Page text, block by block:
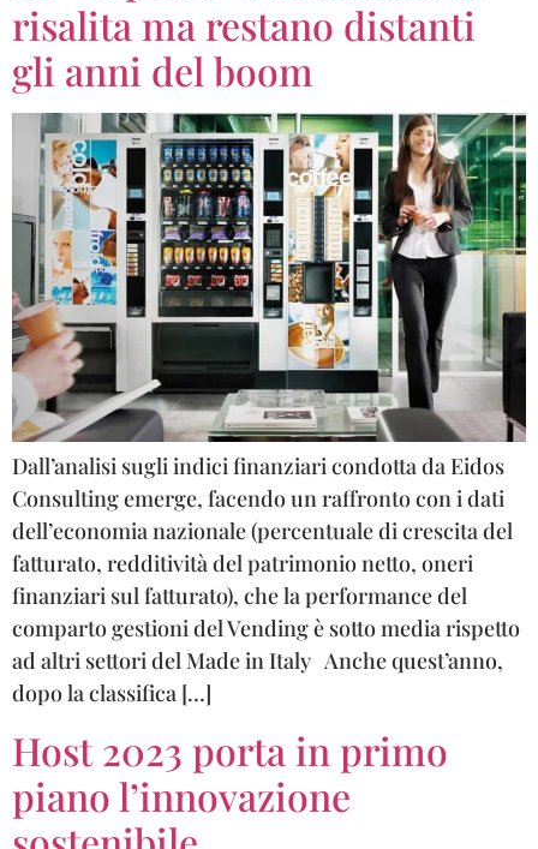
risalita ma restano distanti
gli anni del boom
Dall’analisi sugli indici finanziari condotta da Eidos
Consulting emerge, facendo un raffronto con i dati
dell’economia nazionale (percentuale di crescita del
fatturato, redditività del patrimonio netto, oneri
finanziari sul fatturato), che la performance del
comparto gestioni del Vending è sotto media rispetto
ad altri settori del Made in Italy Anche quest’anno,
dopo la classifica […]
Host 2023 porta in primo
piano l’innovazione